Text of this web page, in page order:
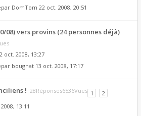
DomTom 22 oct. 2008, 20:51
08) vers provins (24 personnes déjà)
oct. 2008, 13:27
bougnat 13 oct. 2008, 17:17
! 28Réponses6536Vues 1
2
13:11